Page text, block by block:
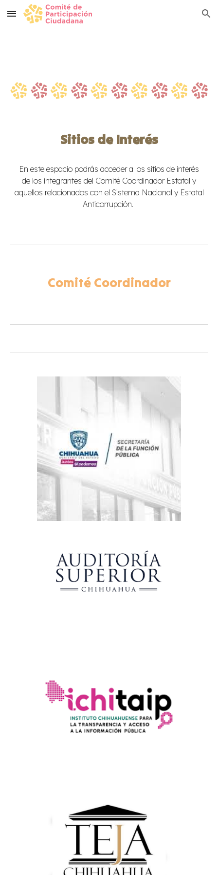
Skip to main content Skip to navigation
Sitios de Interés
En este espacio podrás acceder a los sitios de interés
de los integrantes del Comité Coordinador Estatal y
aquellos relacionados con el Sistema Nacional y Estatal
Anticorrupción.
Comité Coordinador